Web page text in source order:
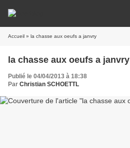
Accueil » la chasse aux oeufs a janvry
la chasse aux oeufs a janvry
Publié le 04/04/2013 à 18:38
Par Christian SCHOETTL